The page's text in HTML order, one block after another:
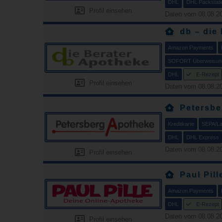
Profil einsehen
DHL DHL
Daten vom
Profil einsehen
db – die
Amazon Payments
SOFORT
DHL E-Rezept
Daten vom
Profil einsehen
Kreditkarte SEPA/
DHL DHL Express
Daten vom
Profil einsehen
Paul
Amazon Payments
DHL E-Rezept
Daten vom